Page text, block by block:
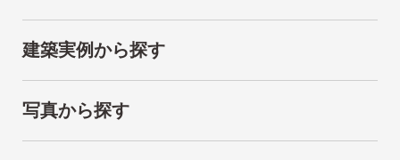
建築実例から探す
写真から探す